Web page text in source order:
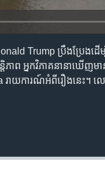
Trump ប្រឹងប្រែង​ដើម្
ព អ្នក​វិភាគ​នានា​ឃើញ​ម
រាយការណ៍​អំពី​រឿង​នេះ។